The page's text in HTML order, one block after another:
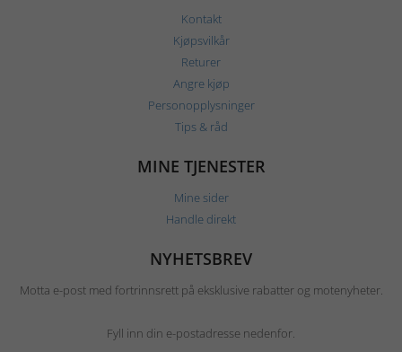
Kontakt
Kjøpsvilkår
Returer
Angre kjøp
Personopplysninger
Tips & råd
MINE TJENESTER
Mine sider
Handle direkt
NYHETSBREV
Motta e-post med fortrinnsrett på eksklusive rabatter og motenyheter.
Fyll inn din e-postadresse nedenfor.